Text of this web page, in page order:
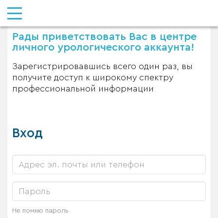
Рады приветствовать Вас в центре
личного урологического аккаунта!
Зарегистрировавшись всего один раз, вы
получите доступ к широкому спектру
профессиональной информации
Вход
Не помню пароль